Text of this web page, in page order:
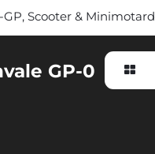
GP, Scooter & Minimotard
GP-0